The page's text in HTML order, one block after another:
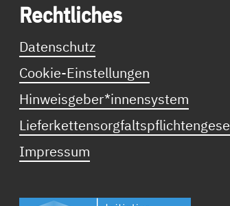
Recht­li­ches
Datenschutz
Cookie-Einstellungen
Hinweisgeber*innensystem
Impressum